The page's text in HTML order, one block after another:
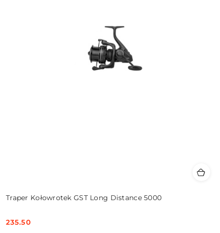
Traper Kołowrotek GST Long Distance 5000
Cena:
235.50